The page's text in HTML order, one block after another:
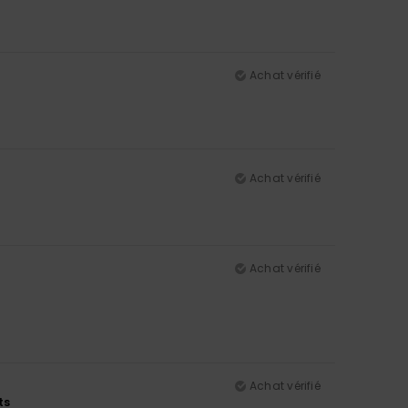
Achat vérifié
Achat vérifié
Achat vérifié
Achat vérifié